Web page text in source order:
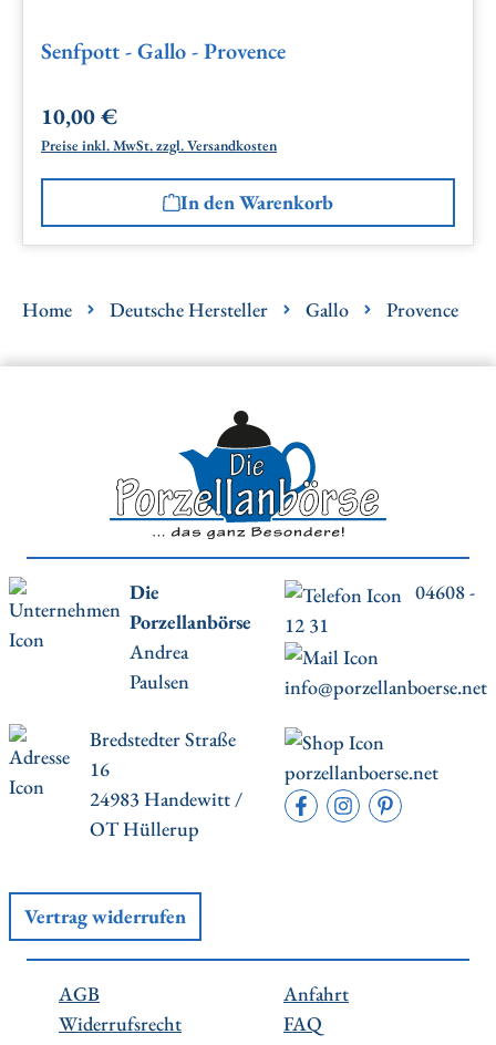
Senfpott - Gallo - Provence
Regulärer Preis:
10,00 €
Preise inkl. MwSt. zzgl. Versandkosten
In den Warenkorb
Home Deutsche Hersteller Gallo Provence
Die
Porzellanbörse
Andrea
Paulsen
04608 -
12 31
info@porzellanboerse.net
Bredstedter Straße
16
24983 Handewitt /
OT Hüllerup
porzellanboerse.net
Vertrag widerrufen
AGB
Widerrufsrecht
Anfahrt
FAQ